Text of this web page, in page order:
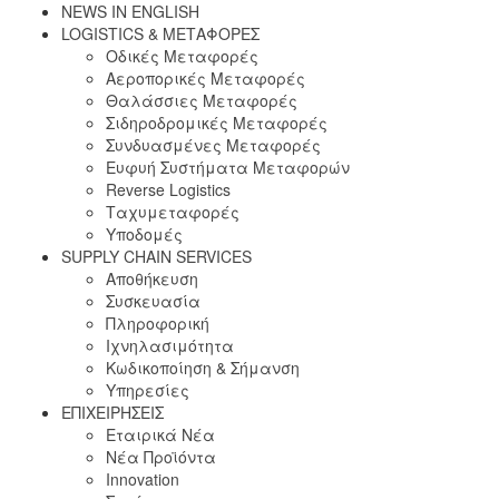
NEWS IN ENGLISH
LOGISTICS & ΜΕΤΑΦΟΡΕΣ
Οδικές Μεταφορές
Αεροπορικές Μεταφορές
Θαλάσσιες Μεταφορές
Σιδηροδρομικές Μεταφορές
Συνδυασμένες Μεταφορές
Ευφυή Συστήματα Μεταφορών
Reverse Logistics
Ταχυμεταφορές
Υποδομές
SUPPLY CHAIN SERVICES
Αποθήκευση
Συσκευασία
Πληροφορική
Ιχνηλασιμότητα
Κωδικοποίηση & Σήμανση
Υπηρεσίες
ΕΠΙΧΕΙΡΗΣΕΙΣ
Εταιρικά Νέα
Νέα Προϊόντα
Innovation